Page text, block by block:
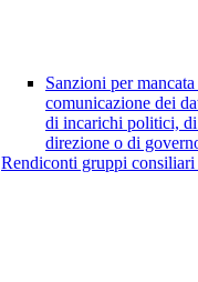
Sanzioni per
comunicazione dei
di incarichi politici,
direzione o di
Rendiconti gruppi